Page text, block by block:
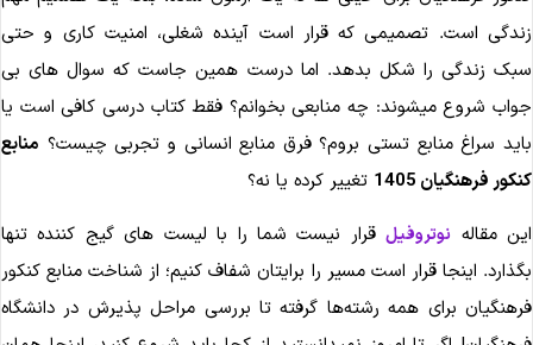
است. تصمیمی که قرار است آینده شغلی، امنیت کاری و حتی
زندگی را شکل بدهد. اما درست همین جاست که سوال های بی
شروع میشوند: چه منابعی بخوانم؟ فقط کتاب درسی کافی است یا
سراغ منابع تستی بروم؟ فرق منابع انسانی و تجربی چیست؟ منابع
فرهنگیان 1405
تغییر کرده یا نه؟
مقاله نوتروفیلقرار نیست شما را با لیست های گیج کننده تنها
اینجا قرار است مسیر را برایتان شفاف کنیم؛ از شناخت منابع کنکور
برای همه رشته‌ها گرفته تا بررسی مراحل پذیرش در دانشگاه